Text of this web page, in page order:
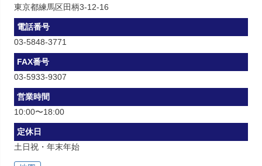
東京都練馬区田柄3-12-16
電話番号
03-5848-3771
FAX番号
03-5933-9307
営業時間
10:00〜18:00
定休日
土日祝・年末年始